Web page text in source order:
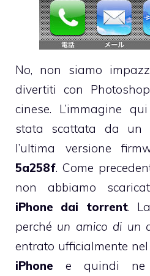
No, non siamo
divertiti con
cinese. L’immagine
stata scattata da un
l’ultima versione
5a258f. Come
non abbiamo
iPhone dai torrent.
perché un amico di un
entrato ufficialmente
iPhone e quindi ne